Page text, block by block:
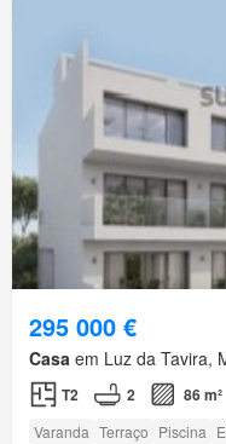
295 000 €
Casa em Luz da Tavira,
T2 2 86 m²
Varanda Terraço Piscina